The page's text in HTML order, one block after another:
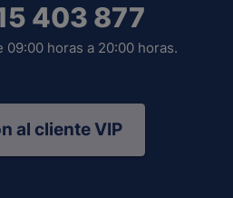
403 877
09:00 horas a 20:00 horas.
al cliente VIP